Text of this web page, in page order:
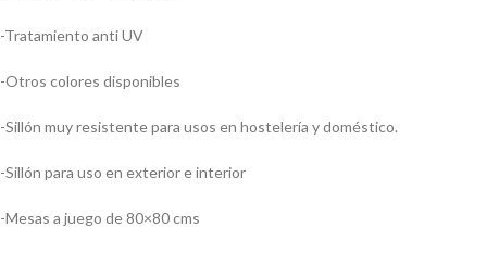
-Tratamiento anti UV
-Otros colores disponibles
-Sillón muy resistente para usos en hostelería y doméstico.
-Sillón para uso en exterior e interior
-Mesas a juego de 80×80 cms